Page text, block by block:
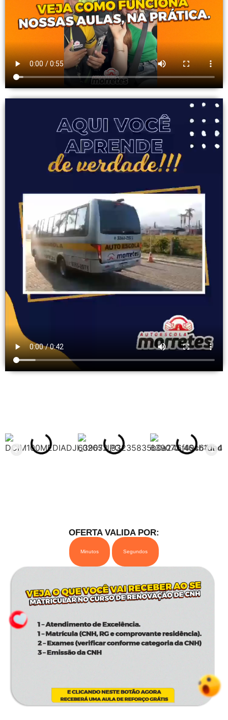
OFERTA VALIDA POR:
Minutos Segundos